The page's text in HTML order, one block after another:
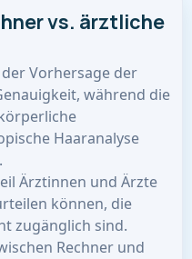
vs. ärztliche
Vorhersage der
während die
Haaranalyse
Ärztinnen und Ärzte
können, die
zugänglich sind.
Rechner und